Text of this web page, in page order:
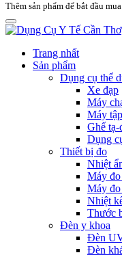
Thêm sản phẩm để bắt đầu
Trang nhất
Sản phẩm
Dụng cụ thể
Xe đạp
Máy
Máy
Ghế tạ-
Dụng
Thiết bị đo
Nhiệt
Máy
Máy
Nhiệt
Thước
Đèn y khoa
Đèn
Đèn